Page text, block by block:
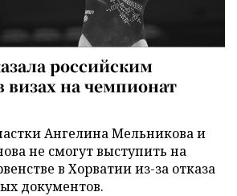
российским
визах на чемпионат
Ангелина Мельникова и
не смогут выступить на
в Хорватии из-за отказа
документов.